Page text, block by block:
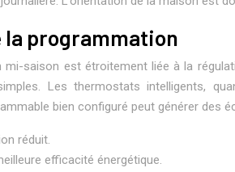
la programmation
mi-saison est étroitement liée à la
Les thermostats intelligents,
bien configuré peut générer des
réduit.
efficacité énergétique.